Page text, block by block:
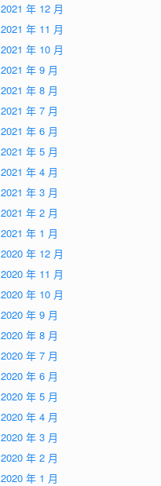
2021 年 12 月
2021 年 11 月
2021 年 10 月
2021 年 9 月
2021 年 8 月
2021 年 7 月
2021 年 6 月
2021 年 5 月
2021 年 4 月
2021 年 3 月
2021 年 2 月
2021 年 1 月
2020 年 12 月
2020 年 11 月
2020 年 10 月
2020 年 9 月
2020 年 8 月
2020 年 7 月
2020 年 6 月
2020 年 5 月
2020 年 4 月
2020 年 3 月
2020 年 2 月
2020 年 1 月